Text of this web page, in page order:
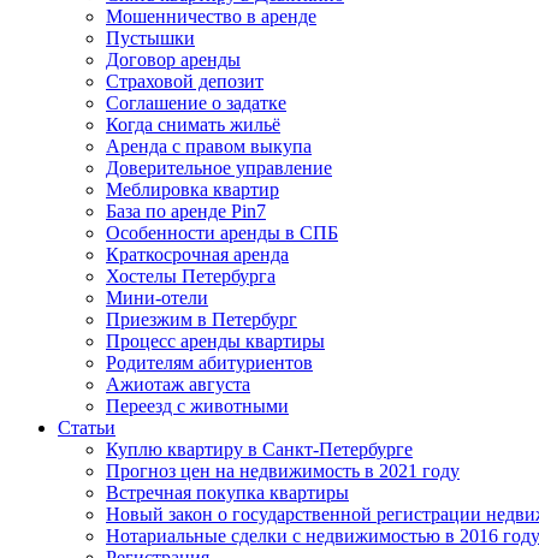
Мошенничество в аренде
Пустышки
Договор аренды
Страховой депозит
Соглашение о задатке
Когда снимать жильё
Аренда с правом выкупа
Доверительное управление
Меблировка квартир
База по аренде Pin7
Особенности аренды в СПБ
Краткосрочная аренда
Хостелы Петербурга
Мини-отели
Приезжим в Петербург
Процесс аренды квартиры
Родителям абитуриентов
Ажиотаж августа
Переезд с животными
Статьи
Куплю квартиру в Санкт-Петербурге
Прогноз цен на недвижимость в 2021 году
Встречная покупка квартиры
Новый закон о государственной регистрации
Нотариальные сделки с недвижимостью в 2016 году